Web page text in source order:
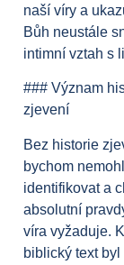
naší víry a
Bůh neustále
intimní vztah s
### Význam
zjevení
Bez historie
bychom
identifikovat a
absolutní
víra vyžaduje.
biblický text